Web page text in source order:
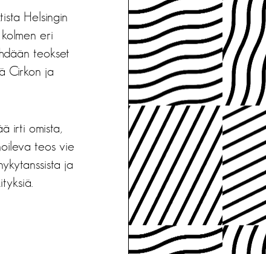
Helsingin
eri
teokset
Cirkon ja
irti omista,
teos vie
ja